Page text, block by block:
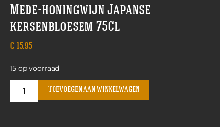
Mede-honingwijn Japanse
kersenbloesem 75Cl
€ 15,95
15 op voorraad
Toevoegen aan winkelwagen